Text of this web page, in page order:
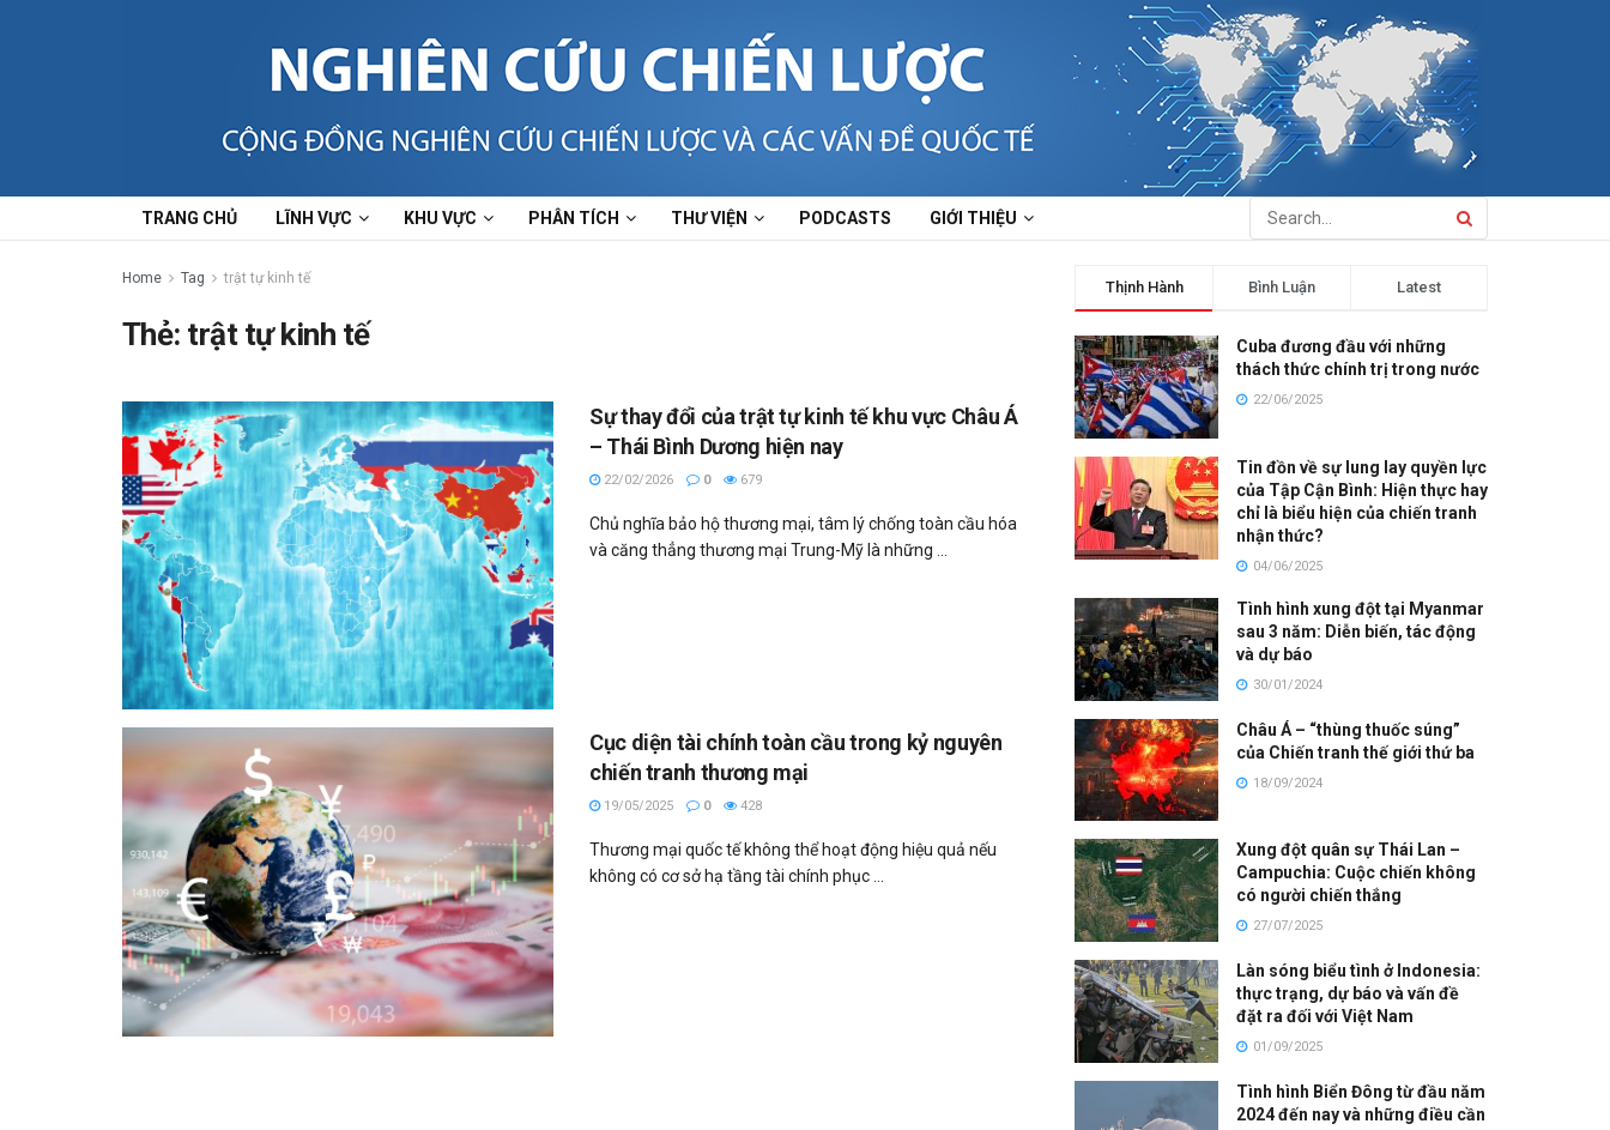
TRANG CHỦ LĨNH VỰC KHU VỰC PHÂN TÍCH THƯ VIỆN PODCASTS GIỚI THIỆU
Home Tag trật tự kinh tế
Thẻ: trật tự kinh tế
Sự thay đổi của trật tự kinh tế khu vực Châu Á
– Thái Bình Dương hiện nay
22/02/2026 0 679
Chủ nghĩa bảo hộ thương mại, tâm lý chống toàn cầu hóa
và căng thẳng thương mại Trung-Mỹ là những ...
Cục diện tài chính toàn cầu trong kỷ nguyên
chiến tranh thương mại
19/05/2025 0 428
Thương mại quốc tế không thể hoạt động hiệu quả nếu
không có cơ sở hạ tầng tài chính phục ...
Thịnh Hành Bình Luận Latest
Cuba đương đầu với những
thách thức chính trị trong nước
22/06/2025
Tin đồn về sự lung lay quyền lực
của Tập Cận Bình: Hiện thực hay
chỉ là biểu hiện của chiến tranh
nhận thức?
04/06/2025
Tình hình xung đột tại Myanmar
sau 3 năm: Diễn biến, tác động
và dự báo
30/01/2024
Châu Á – “thùng thuốc súng”
của Chiến tranh thế giới thứ ba
18/09/2024
Xung đột quân sự Thái Lan –
Campuchia: Cuộc chiến không
có người chiến thắng
27/07/2025
Làn sóng biểu tình ở Indonesia:
thực trạng, dự báo và vấn đề
đặt ra đối với Việt Nam
01/09/2025
Tình hình Biển Đông từ đầu năm
2024 đến nay và những điều cần